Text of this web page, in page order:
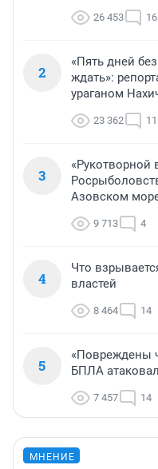
26 453 16
2
«Пять дней
ждать»:
ураганом
23 362 11
3
«Рукотворной
Азовском
9 713 4
4
Что
властей
8 464 14
5
«Повреждены
БПЛА
7 457 14
МНЕНИЕ